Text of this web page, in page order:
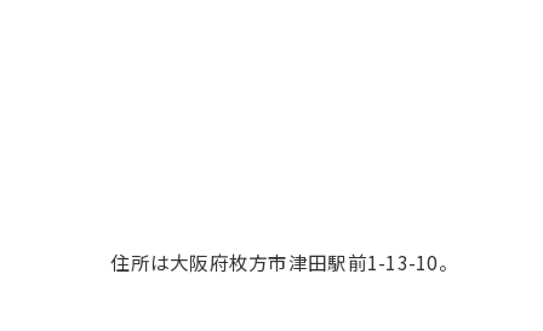
住所は大阪府枚方市津田駅前1-13-10。